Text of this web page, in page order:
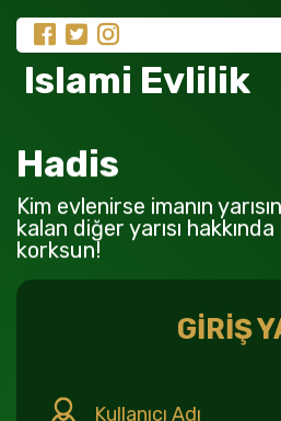
Islami Evlilik
Hadis
Kim evlenirse imanın
kalan diğer yarısı
korksun!
GİRİŞ